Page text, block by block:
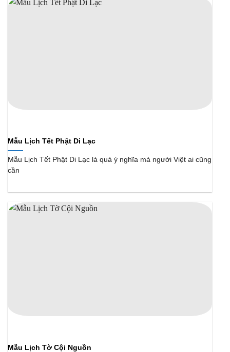
Mẫu Lịch Tết Phật Di Lạc
Mẫu Lịch Tết Phật Di Lạc là quà ý nghĩa mà người Việt ai cũng
cần
Mẫu Lịch Tờ Cội Nguồn